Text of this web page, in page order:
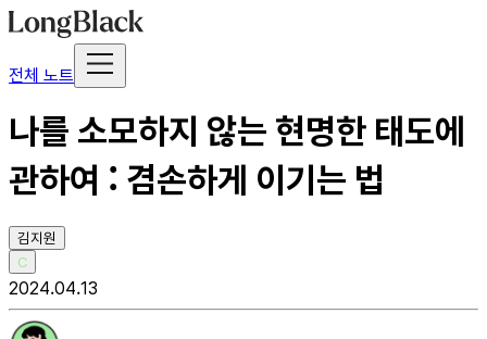
전체 노트
나를 소모하지 않는 현명한 태도에
관하여 : 겸손하게 이기는 법
김지원
C
2024.04.13